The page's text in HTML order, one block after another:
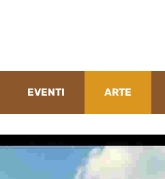
EVENTI ARTE